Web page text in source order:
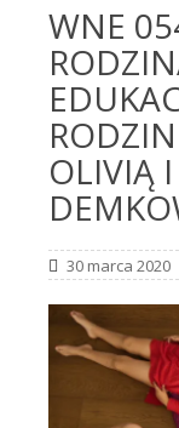
WNE
OLIVIĄ
30 marca 2020